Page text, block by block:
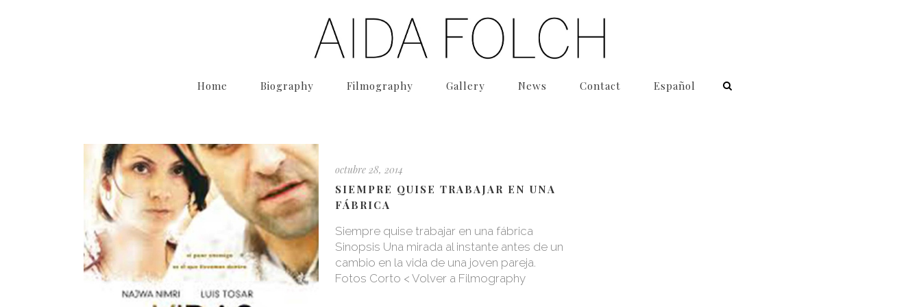
Home Biography Filmography Gallery News Contact Español
octubre 28, 2014
SIEMPRE QUISE TRABAJAR EN UNA
FÁBRICA
Siempre quise trabajar en una fábrica
Sinopsis Una mirada al instante antes de un
cambio en la vida de una joven pareja.
Fotos Corto < Volver a Filmography